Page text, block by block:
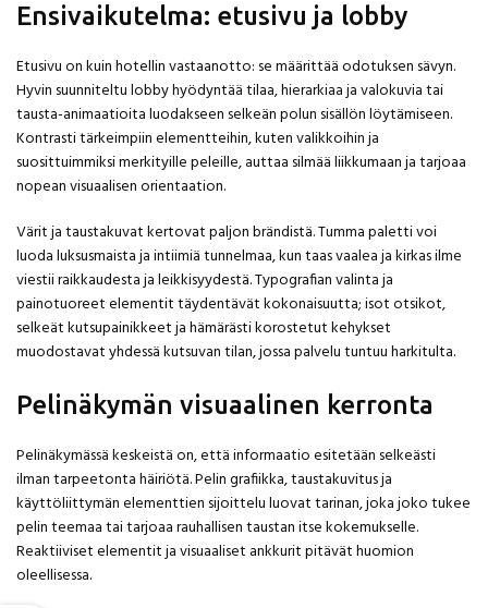
Ensivaikutelma: etusivu ja lobby
Etusivu on kuin hotellin vastaanotto: se määrittää odotuksen sävyn.
Hyvin suunniteltu lobby hyödyntää tilaa, hierarkiaa ja valokuvia tai
tausta-animaatioita luodakseen selkeän polun sisällön löytämiseen.
Kontrasti tärkeimpiin elementteihin, kuten valikkoihin ja
suosittuimmiksi merkityille peleille, auttaa silmää liikkumaan ja tarjoaa
nopean visuaalisen orientaation.
Värit ja taustakuvat kertovat paljon brändistä. Tumma paletti voi
luoda luksusmaista ja intiimiä tunnelmaa, kun taas vaalea ja kirkas ilme
viestii raikkaudesta ja leikkisyydestä. Typografian valinta ja
painotuoreet elementit täydentävät kokonaisuutta; isot otsikot,
selkeät kutsupainikkeet ja hämärästi korostetut kehykset
muodostavat yhdessä kutsuvan tilan, jossa palvelu tuntuu harkitulta.
Pelinäkymän visuaalinen kerronta
Pelinäkymässä keskeistä on, että informaatio esitetään selkeästi
ilman tarpeetonta häiriötä. Pelin grafiikka, taustakuvitus ja
käyttöliittymän elementtien sijoittelu luovat tarinan, joka joko tukee
pelin teemaa tai tarjoaa rauhallisen taustan itse kokemukselle.
Reaktiiviset elementit ja visuaaliset ankkurit pitävät huomion
oleellisessa.